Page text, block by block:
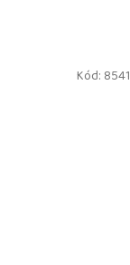
Kód: 8541